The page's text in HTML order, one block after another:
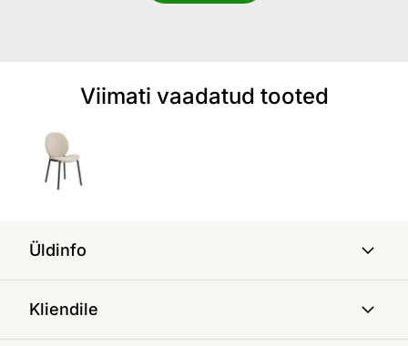
Viimati vaadatud tooted
Üldinfo
Kliendile